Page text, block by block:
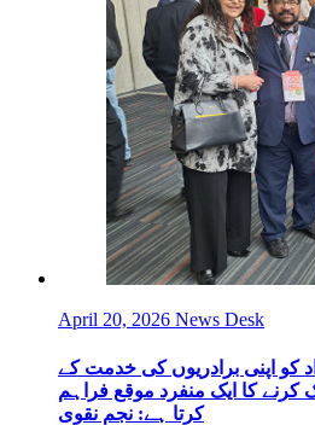
April 20, 2026 News Desk
کنونشن 2026 افراد کو اپنی برادریوں کی خدمت کے
کرنے کا ایک منفرد موقع فراہم
کرتا ہے: نجم نقوی